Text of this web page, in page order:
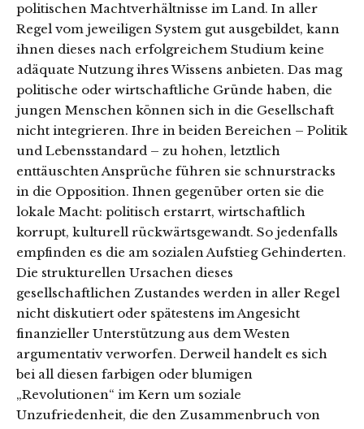
politischen Machtverhältnisse im Land. In aller
Regel vom jeweiligen System gut ausgebildet, kann
ihnen dieses nach erfolgreichem Studium keine
adäquate Nutzung ihres Wissens anbieten. Das mag
politische oder wirtschaftliche Gründe haben, die
jungen Menschen können sich in die Gesellschaft
nicht integrieren. Ihre in beiden Bereichen – Politik
und Lebensstandard – zu hohen, letztlich
enttäuschten Ansprüche führen sie schnurstracks
in die Opposition. Ihnen gegenüber orten sie die
lokale Macht: politisch erstarrt, wirtschaftlich
korrupt, kulturell rückwärtsgewandt. So jedenfalls
empfinden es die am sozialen Aufstieg Gehinderten.
Die strukturellen Ursachen dieses
gesellschaftlichen Zustandes werden in aller Regel
nicht diskutiert oder spätestens im Angesicht
finanzieller Unterstützung aus dem Westen
argumentativ verworfen. Derweil handelt es sich
bei all diesen farbigen oder blumigen
„Revolutionen“ im Kern um soziale
Unzufriedenheit, die den Zusammenbruch von